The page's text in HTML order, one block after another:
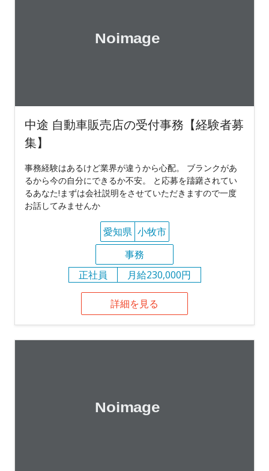
中途 自動車販売店の受付事務【経験者募
集】
事務経験はあるけど業界が違うから心配。 ブランクがあ
るから今の自分にできるか不安。 と応募を躊躇されてい
るあなた!まずは会社説明をさせていただきますので一度
お話してみませんか
愛知県 小牧市
事務
正社員
月給230,000円
詳細を見る